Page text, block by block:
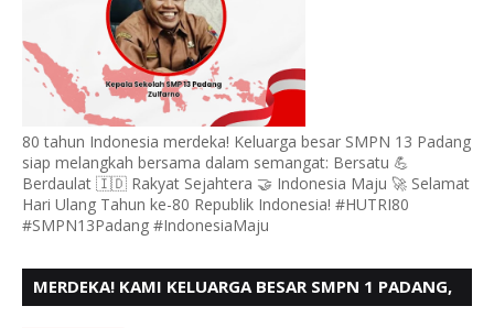
80 tahun Indonesia merdeka! Keluarga besar SMPN 13 Padang
siap melangkah bersama dalam semangat: Bersatu 💪
Berdaulat 🇮🇩 Rakyat Sejahtera 🤝 Indonesia Maju 🚀 Selamat
Hari Ulang Tahun ke-80 Republik Indonesia! #HUTRI80
#SMPN13Padang #IndonesiaMaju
MERDEKA! KAMI KELUARGA BESAR SMPN 1 PADANG,